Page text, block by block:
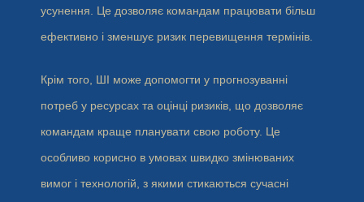
усунення. Це дозволяє командам працювати більш
ефективно і зменшує ризик перевищення термінів.
Крім того, ШІ може допомогти у прогнозуванні
потреб у ресурсах та оцінці ризиків, що дозволяє
командам краще планувати свою роботу. Це
особливо корисно в умовах швидко змінюваних
вимог і технологій, з якими стикаються сучасні